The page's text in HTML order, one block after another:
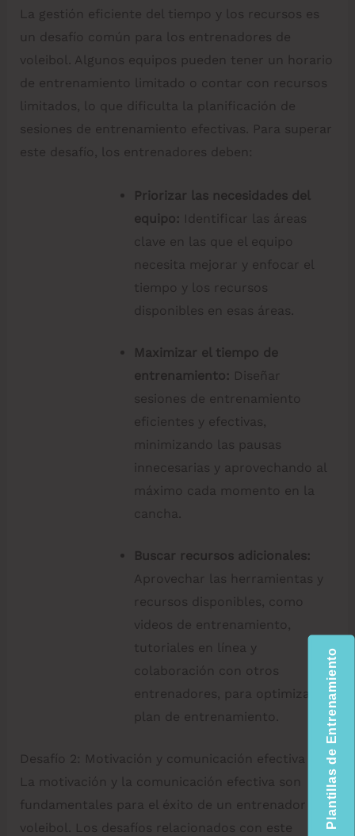
La gestión eficiente del tiempo y los recursos es
un desafío común para los entrenadores de
voleibol. Algunos equipos pueden tener un horario
de entrenamiento limitado o contar con recursos
limitados, lo que dificulta la planificación de
sesiones de entrenamiento efectivas. Para superar
este desafío, los entrenadores deben:
Priorizar las necesidades del
equipo: Identificar las áreas
clave en las que el equipo
necesita mejorar y enfocar el
tiempo y los recursos
disponibles en esas áreas.
Maximizar el tiempo de
entrenamiento: Diseñar
sesiones de entrenamiento
eficientes y efectivas,
minimizando las pausas
innecesarias y aprovechando al
máximo cada momento en la
cancha.
Buscar recursos adicionales:
Aprovechar las herramientas y
recursos disponibles, como
videos de entrenamiento,
tutoriales en línea y
colaboración con otros
entrenadores, para optimizar el
plan de entrenamiento.
Desafío 2: Motivación y comunicación efectiva
La motivación y la comunicación efectiva son
fundamentales para el éxito de un entrenador de
voleibol. Los desafíos relacionados con este
Plantillas de Entrenamiento